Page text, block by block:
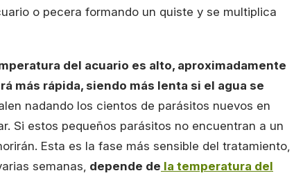
o pecera formando un quiste y se multiplica
del acuario es alto, aproximadamente
más rápida, siendo más lenta si el agua se
nadando los cientos de parásitos nuevos en
Si estos pequeños parásitos no encuentran a un
Esta es la fase más sensible del tratamiento,
semanas, depende de la temperatura del